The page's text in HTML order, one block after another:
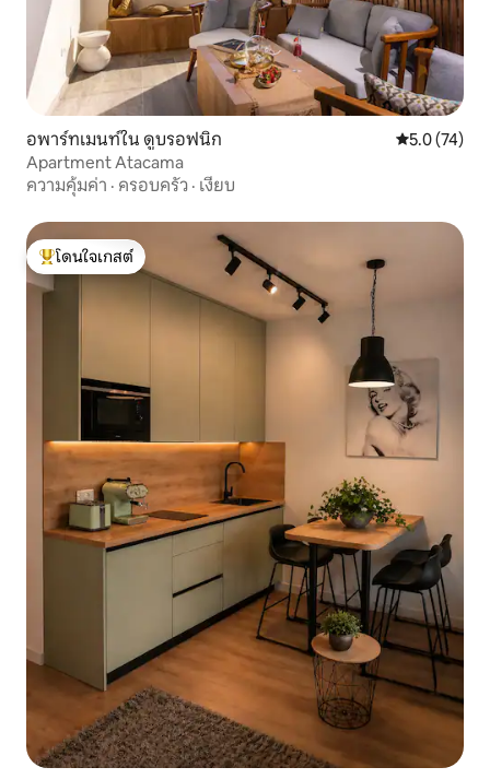
อพาร์ทเมนท์ใน ดูบรอฟนิก คะแนนเฉลี่ย
5.0 (74)
Apartment Atacama
ความคุ้มค่า · ครอบครัว · เงียบ
โดนใจเกสต์ที่สุด
โดนใจเกสต์